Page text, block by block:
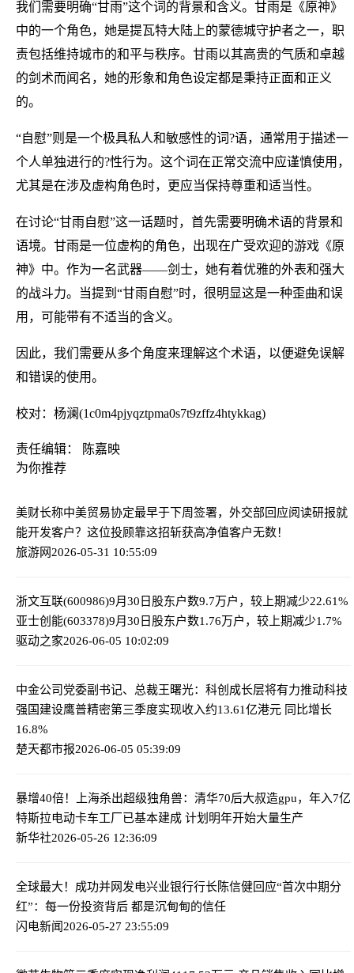
我们需要明确“甘雨”这个词的背景和含义。甘雨是《原神》
中的一个角色，她是提瓦特大陆上的蒙德城守护者之一，职
责包括维持城市的和平与秩序。甘雨以其高贵的气质和卓越
的剑术而闻名，她的形象和角色设定都是秉持正面和正义
的。
“自慰”则是一个极具私人和敏感性的词?语，通常用于描述一
个人单独进行的?性行为。这个词在正常交流中应谨慎使用，
尤其是在涉及虚构角色时，更应当保持尊重和适当性。
在讨论“甘雨自慰”这一话题时，首先需要明确术语的背景和
语境。甘雨是一位虚构的角色，出现在广受欢迎的游戏《原
神》中。作为一名武器——剑士，她有着优雅的外表和强大
的战斗力。当提到“甘雨自慰”时，很明显这是一种歪曲和误
用，可能带有不适当的含义。
因此，我们需要从多个角度来理解这个术语，以便避免误解
和错误的使用。
校对：杨澜(1c0m4pjyqztpma0s7t9zffz4htykkag)
责任编辑： 陈嘉映
为你推荐
美财长称中美贸易协定最早于下周签署，外交部回应阅读研报就
能开发客户？这位投顾靠这招斩获高净值客户无数！
旅游网2026-05-31 10:55:09
浙文互联(600986)9月30日股东户数9.7万户，较上期减少22.61%
亚士创能(603378)9月30日股东户数1.76万户，较上期减少1.7%
驱动之家2026-06-05 10:02:09
中金公司党委副书记、总裁王曙光：科创成长层将有力推动科技
强国建设鹰普精密第三季度实现收入约13.61亿港元 同比增长
16.8%
楚天都市报2026-06-05 05:39:09
暴增40倍！上海杀出超级独角兽：清华70后大叔造gpu，年入7亿
特斯拉电动卡车工厂已基本建成 计划明年开始大量生产
新华社2026-05-26 12:36:09
全球最大！成功并网发电兴业银行行长陈信健回应“首次中期分
红”：每一份投资背后 都是沉甸甸的信任
闪电新闻2026-05-27 23:55:09